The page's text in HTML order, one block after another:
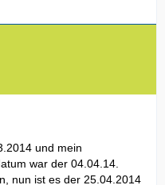
und mein
war der 04.04.14.
nun ist es der 25.04.2014